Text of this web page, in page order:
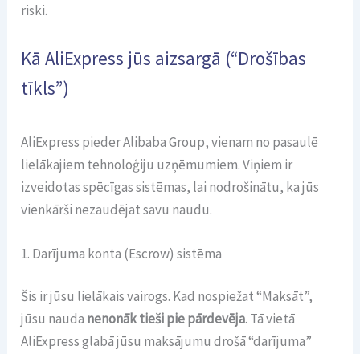
riski.
Kā AliExpress jūs aizsargā (“Drošības
tīkls”)
AliExpress pieder Alibaba Group, vienam no pasaulē
lielākajiem tehnoloģiju uzņēmumiem. Viņiem ir
izveidotas spēcīgas sistēmas, lai nodrošinātu, ka jūs
vienkārši nezaudējat savu naudu.
1. Darījuma konta (Escrow) sistēma
Šis ir jūsu lielākais vairogs. Kad nospiežat “Maksāt”,
jūsu nauda nenonāk tieši pie pārdevēja. Tā vietā
AliExpress glabā jūsu maksājumu drošā “darījuma”